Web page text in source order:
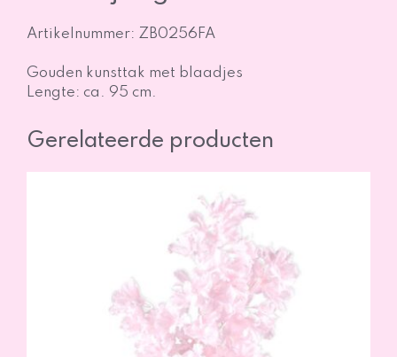
Artikelnummer: ZB0256FA
Gouden kunsttak met blaadjes
Lengte: ca. 95 cm.
Gerelateerde producten